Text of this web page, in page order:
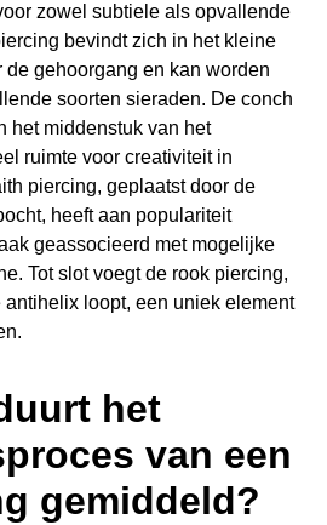
zowel subtiele als opvallende
bevindt zich in het kleine
gehoorgang en kan worden
soorten sieraden. De conch
het middenstuk van het
ruimte voor creativiteit in
piercing, geplaatst door de
heeft aan populariteit
geassocieerd met mogelijke
Tot slot voegt de rook piercing,
loopt, een uniek element
het
van een
gemiddeld?